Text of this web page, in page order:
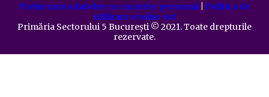
Prelucrarea datelor cu caracter personal| Politica de
utilizare cookie-uri
Primăria Sectorului 5 București ©️ 2021. Toate drepturile
rezervate.